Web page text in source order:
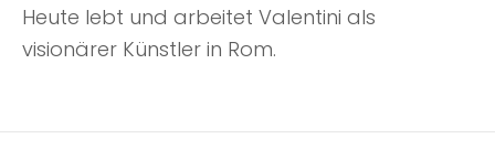
Heute lebt und arbeitet Valentini als
visionärer Künstler in Rom.